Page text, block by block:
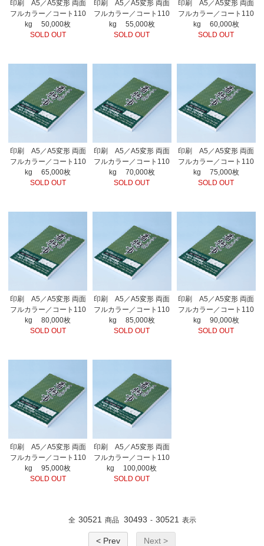
印刷 A5／A5変形 両面
フルカラー／コート110
kg 50,000枚
SOLD OUT
印刷 A5／A5変形 両面
フルカラー／コート110
kg 55,000枚
SOLD OUT
印刷 A5／A5変形 両面
フルカラー／コート110
kg 60,000枚
SOLD OUT
印刷 A5／A5変形 両面
フルカラー／コート110
kg 65,000枚
SOLD OUT
印刷 A5／A5変形 両面
フルカラー／コート110
kg 70,000枚
SOLD OUT
印刷 A5／A5変形 両面
フルカラー／コート110
kg 75,000枚
SOLD OUT
印刷 A5／A5変形 両面
フルカラー／コート110
kg 80,000枚
SOLD OUT
印刷 A5／A5変形 両面
フルカラー／コート110
kg 85,000枚
SOLD OUT
印刷 A5／A5変形 両面
フルカラー／コート110
kg 90,000枚
SOLD OUT
印刷 A5／A5変形 両面
フルカラー／コート110
kg 95,000枚
SOLD OUT
印刷 A5／A5変形 両面
フルカラー／コート110
kg 100,000枚
SOLD OUT
全 30521 商品 30493 - 30521 表示
< Prev Next >